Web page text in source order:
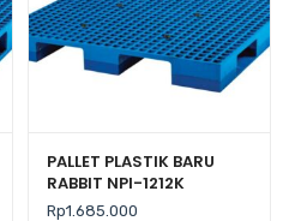
PALLET PLASTIK BARU
RABBIT NPI-1212K
UKURAN 120x120x13,5 CM
Rp1.685.000